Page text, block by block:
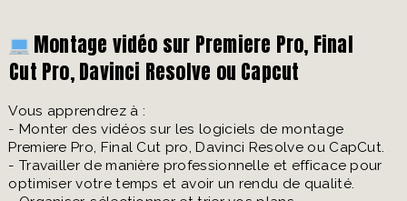
Montage vidéo sur Premiere Pro, Final
Cut Pro, Davinci Resolve ou Capcut
Vous apprendrez à :
- Monter des vidéos sur les logiciels de montage
Premiere Pro, Final Cut pro, Davinci Resolve ou CapCut.
- Travailler de manière professionnelle et efficace pour
optimiser votre temps et avoir un rendu de qualité.